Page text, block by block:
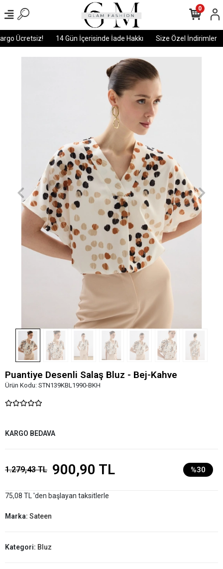
Ücretsiz! 14 Gün İçerisinde İade Hakkı Size Özel İndirimler
0
Puantiye Desenli Salaş Bluz - Bej-Kahve
Ürün Kodu: STN139KBL1990-BKH
KARGO BEDAVA
1.279,43 TL 900,90 TL %30
75,08 TL 'den başlayan taksitlerle
Marka: Sateen
Kategori: Bluz